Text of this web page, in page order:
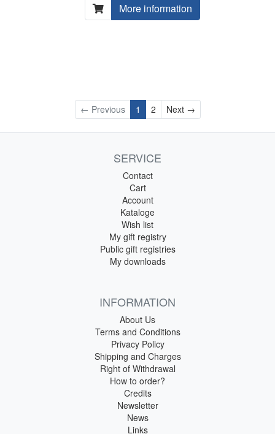
More information
← Previous 1 2 Next →Next
SERVICE
Contact
Cart
Account
Kataloge
Wish list
My gift registry
Public gift registries
My downloads
INFORMATION
About Us
Terms and Conditions
Privacy Policy
Shipping and Charges
Right of Withdrawal
How to order?
Credits
Newsletter
News
Links